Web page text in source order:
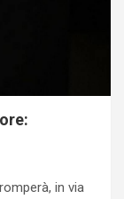
in via